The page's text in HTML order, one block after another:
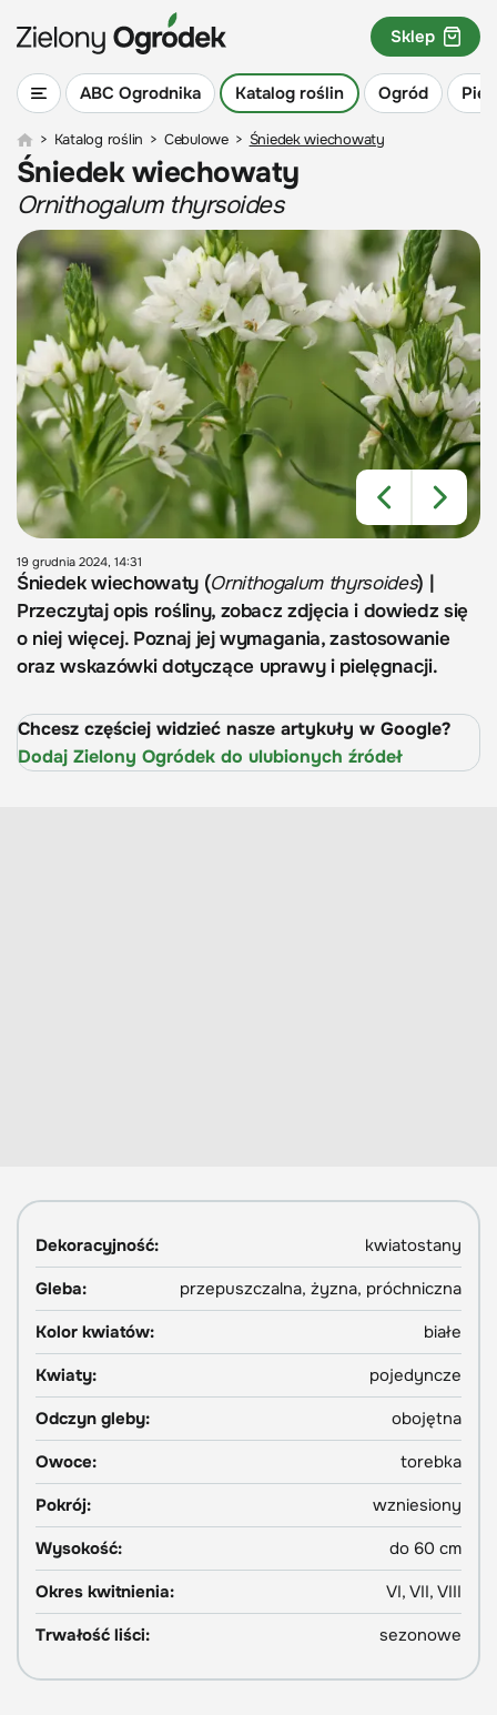
ABC Ogrodnika Katalog roślin Ogród
Sklep
> Katalog roślin > Cebulowe > Śniedek wiechowaty
Śniedek wiechowaty
Ornithogalum thyrsoides
19 grudnia 2024, 14:31
Śniedek wiechowaty (Ornithogalum thyrsoides) |
Przeczytaj opis rośliny, zobacz zdjęcia i dowiedz się
o niej więcej. Poznaj jej wymagania, zastosowanie
oraz wskazówki dotyczące uprawy i pielęgnacji.
Chcesz częściej widzieć nasze artykuły w Google?
Dodaj Zielony Ogródek do ulubionych źródeł
Dekoracyjność:
kwiatostany
Gleba:
przepuszczalna, żyzna, próchniczna
Kolor kwiatów:
białe
Kwiaty:
pojedyncze
Odczyn gleby:
obojętna
Owoce:
torebka
Pokrój:
wzniesiony
Wysokość:
do 60 cm
Okres kwitnienia:
VI, VII, VIII
Trwałość liści:
sezonowe